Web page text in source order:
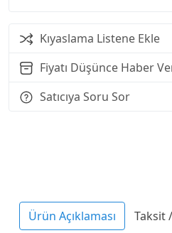
Kıyaslama Listene Ekle
Fiyatı Düşünce Haber
Satıcıya Soru Sor
Ürün Açıklaması Taksit